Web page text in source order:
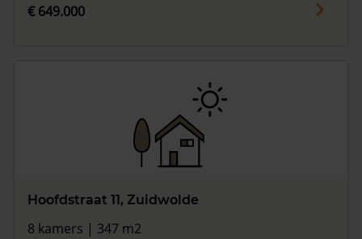
€ 649.000
Hoofdstraat 11, Zuidwolde
8 kamers | 347 m2